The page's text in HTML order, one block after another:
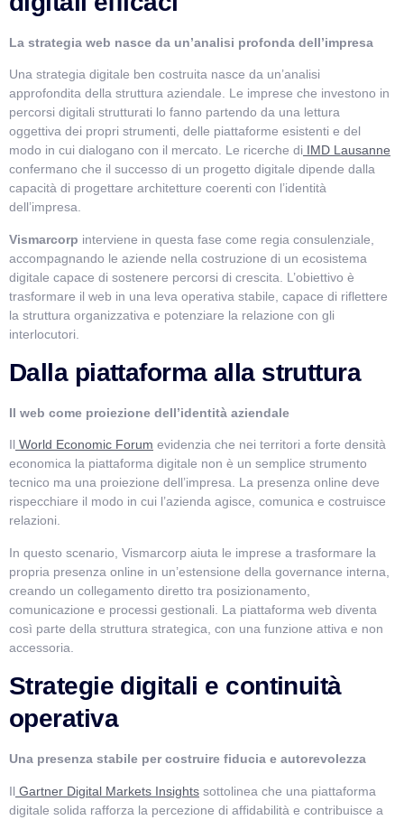
La strategia web nasce da un’analisi profonda dell’impresa
Una strategia digitale ben costruita nasce da un’analisi
approfondita della struttura aziendale. Le imprese che investono in
percorsi digitali strutturati lo fanno partendo da una lettura
oggettiva dei propri strumenti, delle piattaforme esistenti e del
modo in cui dialogano con il mercato. Le ricerche di IMD Lausanne
confermano che il successo di un progetto digitale dipende dalla
capacità di progettare architetture coerenti con l’identità
dell’impresa.
Vismarcorp interviene in questa fase come regia consulenziale,
accompagnando le aziende nella costruzione di un ecosistema
digitale capace di sostenere percorsi di crescita. L’obiettivo è
trasformare il web in una leva operativa stabile, capace di riflettere
la struttura organizzativa e potenziare la relazione con gli
interlocutori.
Dalla piattaforma alla struttura
Il web come proiezione dell’identità aziendale
Il World Economic Forum evidenzia che nei territori a forte densità
economica la piattaforma digitale non è un semplice strumento
tecnico ma una proiezione dell’impresa. La presenza online deve
rispecchiare il modo in cui l’azienda agisce, comunica e costruisce
relazioni.
In questo scenario, Vismarcorp aiuta le imprese a trasformare la
propria presenza online in un’estensione della governance interna,
creando un collegamento diretto tra posizionamento,
comunicazione e processi gestionali. La piattaforma web diventa
così parte della struttura strategica, con una funzione attiva e non
accessoria.
Strategie digitali e continuità
operativa
Una presenza stabile per costruire fiducia e autorevolezza
Il Gartner Digital Markets Insights sottolinea che una piattaforma
digitale solida rafforza la percezione di affidabilità e contribuisce a